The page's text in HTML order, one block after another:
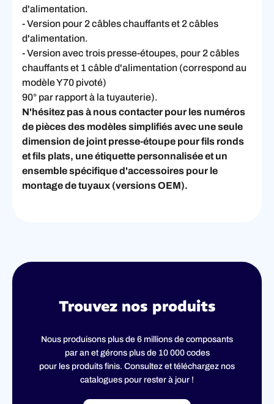
d'alimentation.
- Version pour 2 câbles chauffants et 2 câbles
d'alimentation.
- Version avec trois presse-étoupes, pour 2 câbles
chauffants et 1 câble d'alimentation (correspond au
modèle Y70 pivoté)
90° par rapport à la tuyauterie).
N'hésitez pas à nous contacter pour les numéros
de pièces des modèles simplifiés avec une seule
dimension de joint presse-étoupe pour fils ronds
et fils plats, une étiquette personnalisée et un
ensemble spécifique d'accessoires pour le
montage de tuyaux (versions OEM).
Trouvez nos produits
Nous produisons plus de 6 millions de composants
par an et gérons plus de 10 000 codes
pour les produits finis. Consultez et téléchargez nos
catalogues pour rester à jour !